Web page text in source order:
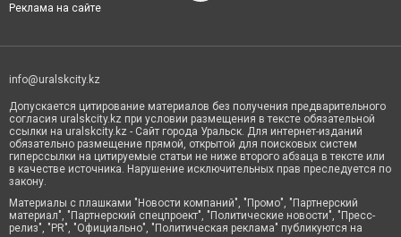
Реклама на сайте
info@uralskcity.kz
Допускается цитирование материалов без получения предварительного
согласия uralskcity.kz при условии размещения в тексте обязательной
ссылки на uralskcity.kz - Сайт города Уральск. Для интернет-изданий
обязательно размещение прямой, открытой для поисковых систем
гиперссылки на цитируемые статьи не ниже второго абзаца в тексте или
в качестве источника. Нарушение исключительных прав преследуется по
закону.
Материалы с плашками "Новости компаний", "Промо", "Партнерский
материал", "Партнерский спецпроект", "Политические новости", "Пресс-
релиз", "PR", "Официально", "Политическая реклама" публикуются на